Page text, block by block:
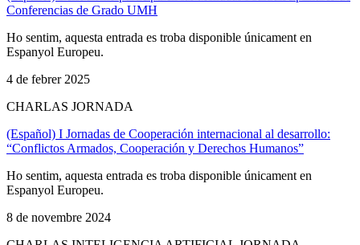
Conferencias de Grado UMH
Ho sentim, aquesta entrada es troba disponible únicament en
Espanyol Europeu.
4 de febrer 2025
CHARLAS JORNADA
(Español) I Jornadas de Cooperación internacional al desarrollo:
“Conflictos Armados, Cooperación y Derechos Humanos”
Ho sentim, aquesta entrada es troba disponible únicament en
Espanyol Europeu.
8 de novembre 2024